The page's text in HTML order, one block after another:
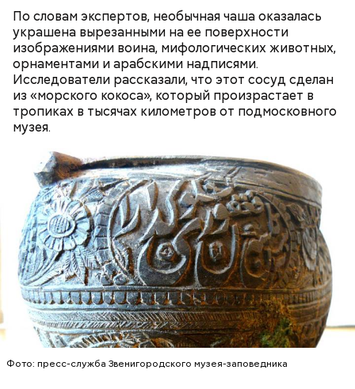
По словам экспертов, необычная чаша оказалась
украшена вырезанными на ее поверхности
изображениями воина, мифологических животных,
орнаментами и арабскими надписями.
Исследователи рассказали, что этот сосуд сделан
из «морского кокоса», который произрастает в
тропиках в тысячах километров от подмосковного
музея.
Фото: пресс-служба Звенигородского музея-заповедника
Ингредиенты:
Терапевт Кондрахин назвал
продукты и напитки, которые
выводят токсины из организма
Ранние плоды, по словам врача, лучше не есть:
Чистит сосуды и защищает от
рака: чем полезен кресс-салат